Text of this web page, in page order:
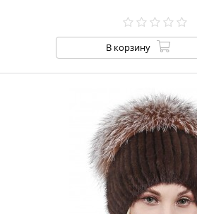
В корзину